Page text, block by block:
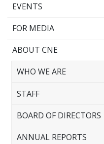
EVENTS
FOR MEDIA
ABOUT CNE
WHO WE ARE
STAFF
BOARD OF DIRECTORS
ANNUAL REPORTS